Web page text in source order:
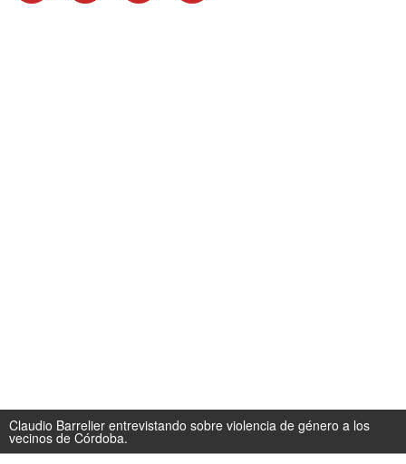
Claudio Barrelier entrevistando sobre violencia de género a los
vecinos de Córdoba.